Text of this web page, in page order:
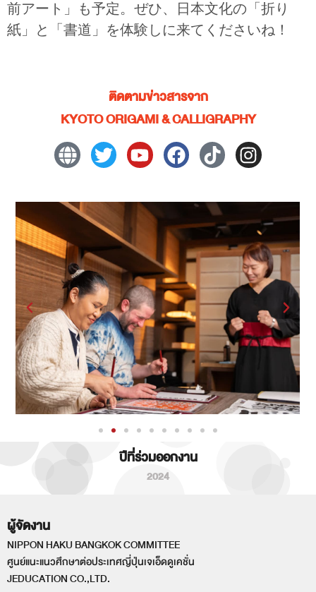
前アート」も予定。ぜひ、日本文化の「折り
紙」と「書道」を体験しに来てくださいね！
ติดตามข่าวสารจาก
KYOTO ORIGAMI & CALLIGRAPHY
ปีที่ร่วมออกงาน
2024
ผู้จัดงาน
NIPPON HAKU BANGKOK COMMITTEE
ศูนย์แนะแนวศึกษาต่อประเทศญี่ปุ่นเจเอ็ดดูเคชั่น
JEDUCATION CO.,LTD.